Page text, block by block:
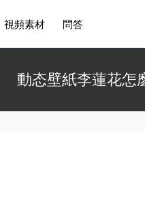
視頻素材 問答
動态壁紙李蓮花怎